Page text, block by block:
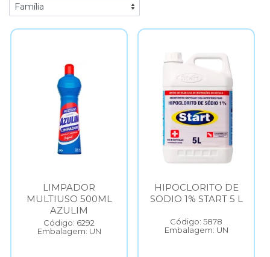
LIMPADOR
MULTIUSO 500ML
AZULIM
Código: 6292
Embalagem: UN
HIPOCLORITO DE
SODIO 1% START 5 L
Código: 5878
Embalagem: UN